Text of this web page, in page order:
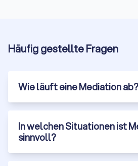
Zusammenarbeit und
dazu bei, die Beziehungen
Zukunft miteinander zu tun haben
Familien- oder
Kreative und maßgeschneiderte
Mediation sind die Parteien
eines Gerichtsverfahrens
und maßgeschneiderte
spezifischen Bedürfnissen und
Häufig gestellte Fragen
Wie läuft eine Mediation ab?
In welchen Situationen ist
sinnvoll?